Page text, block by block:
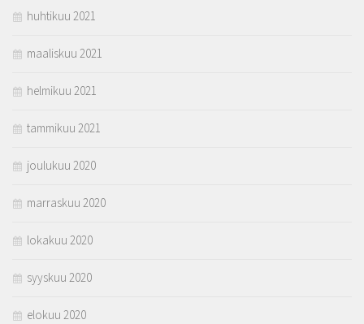
huhtikuu 2021
maaliskuu 2021
helmikuu 2021
tammikuu 2021
joulukuu 2020
marraskuu 2020
lokakuu 2020
syyskuu 2020
elokuu 2020